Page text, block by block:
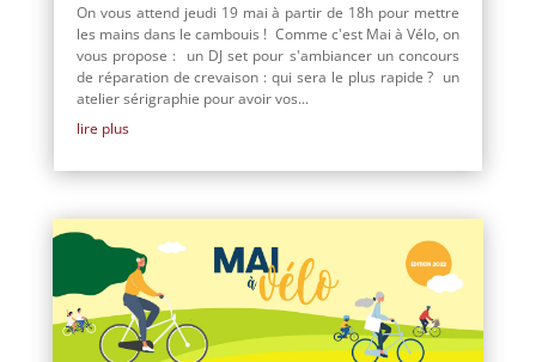
On vous attend jeudi 19 mai à partir de 18h pour mettre
les mains dans le cambouis ! Comme c'est Mai à Vélo, on
vous propose : un DJ set pour s'ambiancer un concours
de réparation de crevaison : qui sera le plus rapide ? un
atelier sérigraphie pour avoir vos...
lire plus